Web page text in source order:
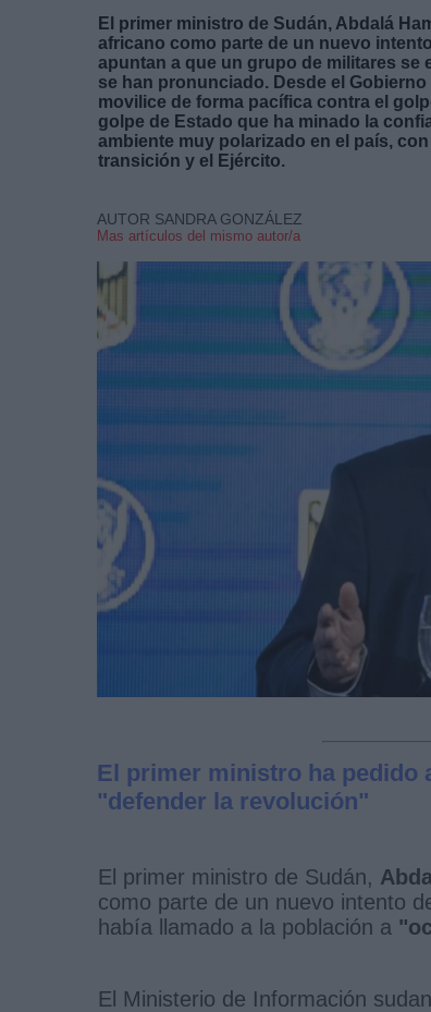
El primer ministro de Sudán, Abdalá
africano como parte de un nuevo
apuntan a que un grupo de militares se
se han pronunciado. Desde el
movilice de forma pacífica contra el
golpe de Estado que ha minado la
ambiente muy polarizado en el país,
transición y el Ejército.
AUTOR SANDRA GONZÁLEZ
Mas artículos del mismo autor/a
El primer ministro ha pedido
"defender la revolución"
El primer ministro de Sudán,
como parte de un nuevo intento
había llamado a la población a
El Ministerio de Información